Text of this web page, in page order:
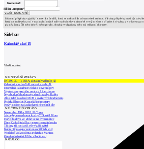
Komentář:
Fill in „nospam“
Diskusní příspěvky vyjadřují stanoviska čtenářů, která se mohou lišit od stanovisek redakce. Všechny příspěvky musí být
Redakce archiweb.cz ctí v maximální možné míře svobodu slova, nicméně ve výjimečných případech si vyhrazuje právo
platné zákony ČR nebo dobré jméno portálu, obsahuje vulgarismy nebo má reklamní charakter.
Sidebar
Kalendář akcí 15
Vložit událost
NEJNOVĚJŠÍ ZPRÁVY
INTRO 30 – VODA: aktuální vydání je již
Odvolací soud nařídil zastavit stavbu Tr
Kroměřížská radnice získala stavební pov
Výstavba urgentního centra v Liberci ome
Nymburk přehodnocuje záměr stavby školky
Akustické zasklení IZOS s ověřenými hodnotami
Projekt Blueriot: Kancelářské prostory
Nový stadion za Lužánkami nesmí mít dle
NEJČTENĚJŠÍ ZPRÁVY
November Talks 2018: M.Corea
Jak nejlépe navrhnout kuchyň? Soutěž Blum
Hořící budova ve Zlíně se na dvou místec
Dům Karla Hubáčka – experimentální rodin
Tři dny, tři noci a tři vily v záři světel
Kolín připravuje centrum sociálních služ
World of Volvo očima architekta Martina
Otevření náměstí Jiřího z Poděbrad
KATALOG